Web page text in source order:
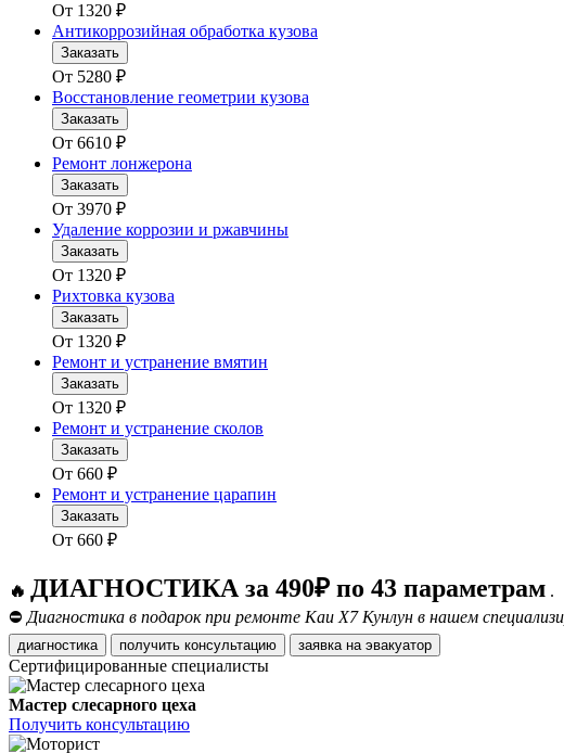
От 1320 ₽
Антикоррозийная обработка кузова
Заказать
От 5280 ₽
Восстановление геометрии кузова
Заказать
От 6610 ₽
Ремонт лонжерона
Заказать
От 3970 ₽
Удаление коррозии и ржавчины
Заказать
От 1320 ₽
Рихтовка кузова
Заказать
От 1320 ₽
Ремонт и устранение вмятин
Заказать
От 1320 ₽
Ремонт и устранение сколов
Заказать
От 660 ₽
Ремонт и устранение царапин
Заказать
От 660 ₽
🔥 ДИАГНОСТИКА за 490₽ по 43 параметрам .
⛔ Диагностика в подарок при ремонте Каи Х7 Кунлун в нашем
диагностика получить консультацию заявка на эвакуатор
Сертифицированные специалисты
Мастер слесарного цеха
Получить консультацию